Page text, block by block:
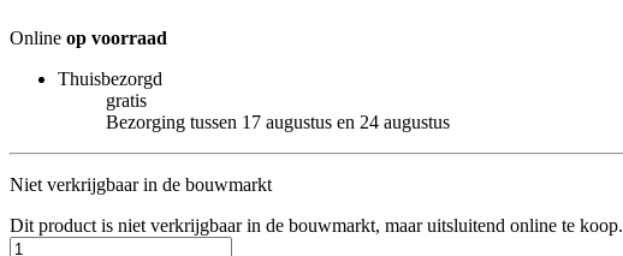
Online op voorraad
Thuisbezorgd
gratis
Bezorging tussen 17 augustus en 24 augustus
Niet verkrijgbaar in de bouwmarkt
Dit product is niet verkrijgbaar in de bouwmarkt, maar uitsluitend online te koop.